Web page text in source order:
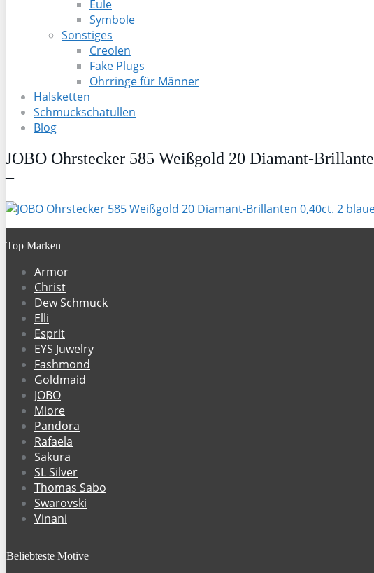
Eule
Symbole
Sonstiges
Creolen
Fake Plugs
Ohrringe für Männer
Halsketten
Schmuckschatullen
Blog
JOBO Ohrstecker 585 Weißgold 20 Diamant-
–
Top Marken
Armor
Christ
Dew Schmuck
Elli
Esprit
EYS Juwelry
Fashmond
Goldmaid
JOBO
Miore
Pandora
Rafaela
Sakura
SL Silver
Thomas Sabo
Swarovski
Vinani
Beliebteste Motive